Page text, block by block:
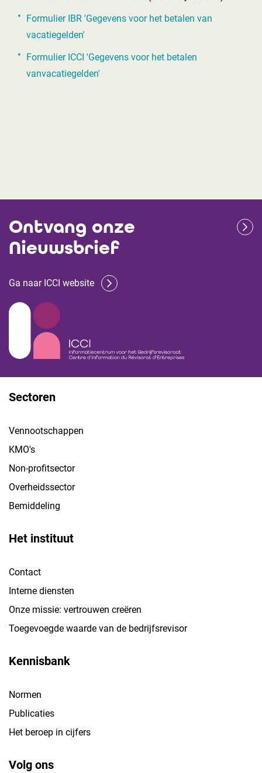
Formulier IBR 'Gegevens voor het betalen van
vacatiegelden'
Formulier ICCI 'Gegevens voor het betalen
vanvacatiegelden'
Ontvang onze
Nieuwsbrief
Ga naar ICCI website
Sectoren
Vennootschappen
KMO's
Non-profitsector
Overheidssector
Bemiddeling
Het instituut
Contact
Interne diensten
Onze missie: vertrouwen creëren
Toegevoegde waarde van de bedrijfsrevisor
Kennisbank
Normen
Publicaties
Het beroep in cijfers
Volg ons